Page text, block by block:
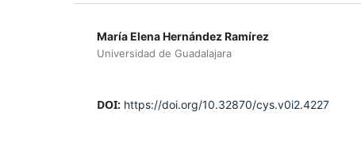
María Elena Hernández Ramírez
Universidad de Guadalajara
DOI: https://doi.org/10.32870/cys.v0i2.4227